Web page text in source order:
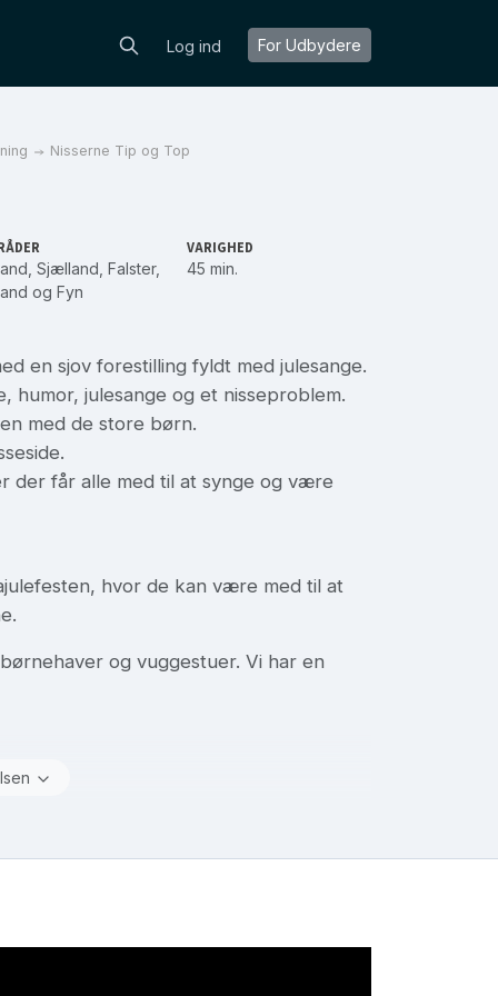
Log ind For Udbydere
Nisserne Tip og Top
Sjælland Falster,
og Fyn
VARIGHED
45 min.
en sjov forestilling fyldt med julesange.
humor, julesange og et nisseproblem.
med de store børn.
der får alle med til at synge og være
hvor de kan være med til at
og vuggestuer. Vi har en